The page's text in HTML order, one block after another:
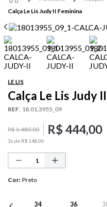
Calça Le Lis Judy II Feminina
LE LIS
Calça Le Lis Judy
REF: 18.01.3955_09
R$1.480,00 R$ 444,00
3x de R$ 148 00
Cor: Preto
34 36